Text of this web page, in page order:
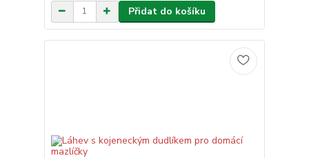
Přidat do košíku